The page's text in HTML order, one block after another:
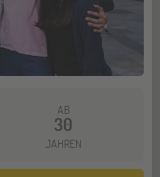
AB
30
JAHREN